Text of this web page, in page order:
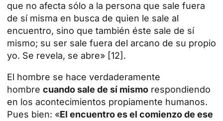
que no afecta sólo a la persona que sale fuera
de sí misma en busca de quien le sale al
encuentro, sino que también éste sale de sí
mismo; su ser sale fuera del arcano de su propio
yo. Se revela, se abre» [12].
El hombre se hace verdaderamente
hombre cuando sale de sí mismo respondiendo
en los acontecimientos propiamente humanos.
Pues bien: «El encuentro es el comienzo de ese